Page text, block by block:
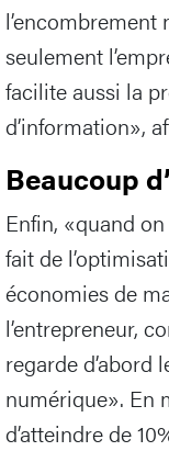
seulement
facilite aussi la
d’information»,
Beaucoup
Enfin, «quand
fait de
économies de
l’entrepreneur,
regarde d’abord
numérique». En
d’atteindre de